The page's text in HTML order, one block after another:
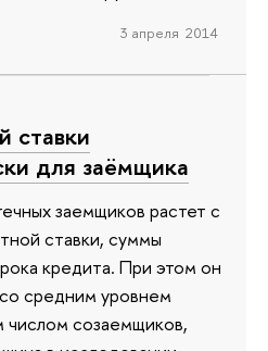
3 апреля 2014
ставки
для заёмщика
заемщиков растет с
ставки, суммы
кредита. При этом он
средним уровнем
созаемщиков,